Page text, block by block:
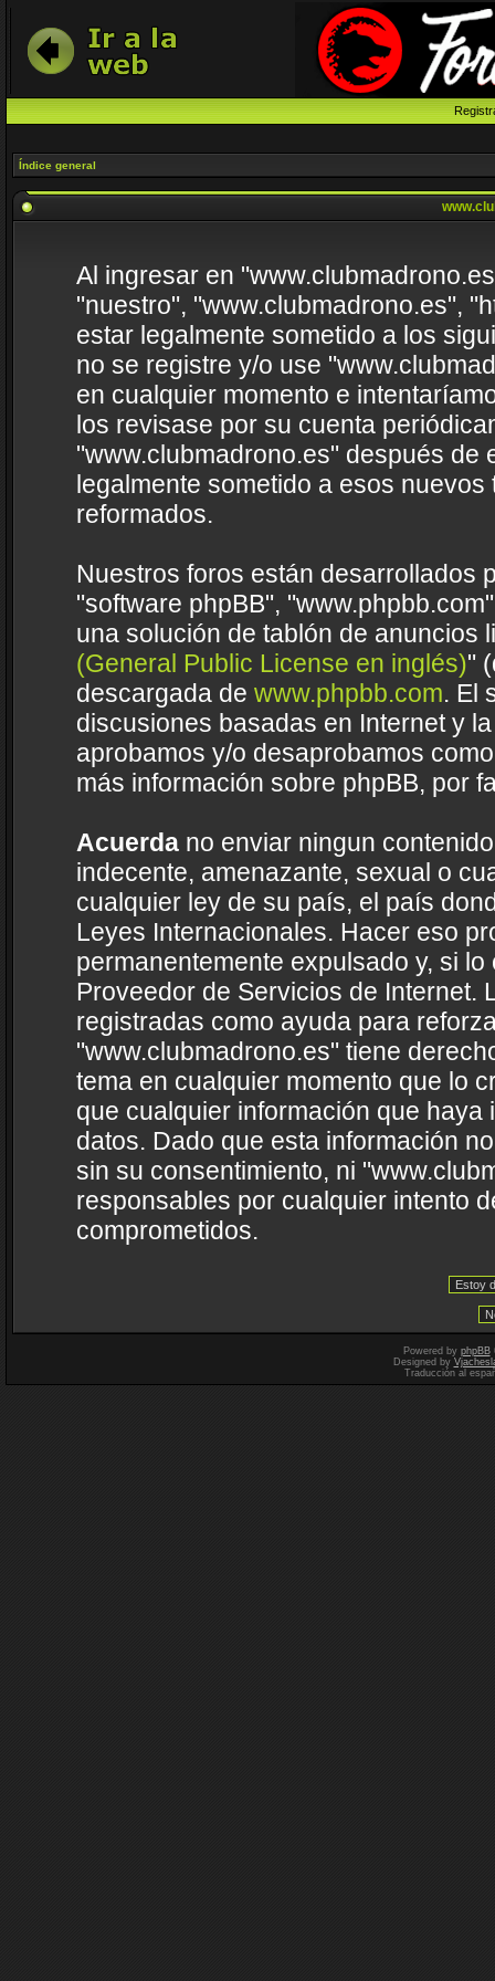
Índice general
Al ingresar en
"nuestro", "www.clubmadrono.es",
estar legalmente sometido a los
no se registre y/o use
en cualquier momento e
los revisase por su cuenta
"www.clubmadrono.es" después
legalmente sometido a esos
reformados.
Nuestros foros están desarrollados
"software phpBB",
una solución de tablón de anuncios
(General Public License en inglés)"
descargada de www.phpbb.com. El
discusiones basadas en Internet y
aprobamos y/o desaprobamos
más información sobre phpBB, por
Acuerdano enviar ningun
indecente, amenazante, sexual o
cualquier ley de su país, el país
Leyes Internacionales. Hacer eso
permanentemente expulsado y, si
Proveedor de Servicios de Internet.
registradas como ayuda para
"www.clubmadrono.es" tiene
tema en cualquier momento que lo
que cualquier información que
datos. Dado que esta información
sin su consentimiento, ni
responsables por cualquier intento
comprometidos.
Powered by phpBB
Designed by
Traducción al